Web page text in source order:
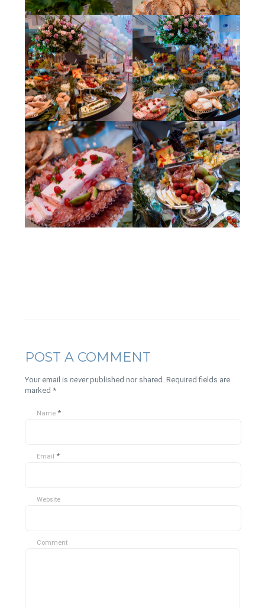
POST A COMMENT
Your email is neverpublished nor shared. Required fields are
marked *
Name *
Email *
Website
Comment